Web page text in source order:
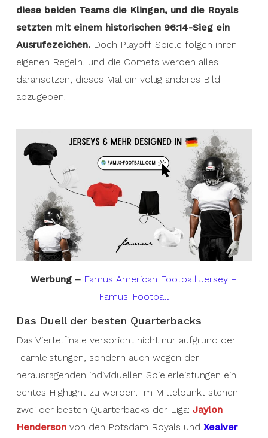
diese beiden Teams die Klingen, und die Royals
setzten mit einem historischen 96:14-Sieg ein
Ausrufezeichen.Doch Playoff-Spiele folgen ihren
eigenen Regeln, und die Comets werden alles
daransetzen, dieses Mal ein völlig anderes Bild
abzugeben.
Werbung – Famus American Football Jersey –
Famus-Football
Das Duell der besten Quarterbacks
Das Viertelfinale verspricht nicht nur aufgrund der
Teamleistungen, sondern auch wegen der
herausragenden individuellen Spielerleistungen ein
echtes Highlight zu werden. Im Mittelpunkt stehen
zwei der besten Quarterbacks der Liga: Jaylon
Hendersonvon den Potsdam Royals und Xeaiver